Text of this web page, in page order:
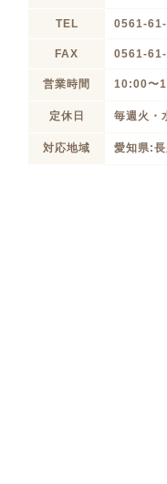
TEL 0561-
FAX 0561-
営業時間 10:00〜
定休日 毎週火・
対応地域 愛知県: